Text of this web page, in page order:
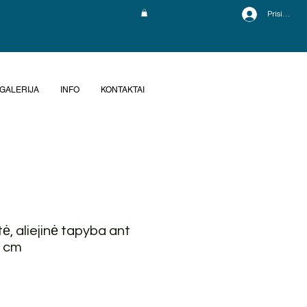
Prisijungti
GALERIJA INFO KONTAKTAI
aliejinė tapyba ant
cm